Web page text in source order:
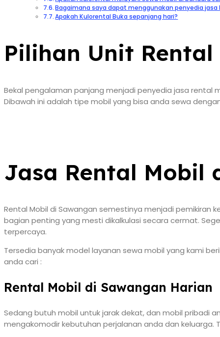
Bagaimana saya dapat menggunakan penyedia
Apakah Kulorental Buka sepanjang hari?
Pilihan Unit
Bekal pengalaman panjang menjadi penyedia jasa rental
Dibawah ini adalah tipe mobil yang bisa anda sewa
Jasa Rental Mobil
Rental Mobil di Sawangan semestinya menjadi pemikiran
bagian penting yang mesti dikalkulasi secara cermat.
terpercaya.
Tersedia banyak model layanan sewa mobil yang kami
anda cari :
Rental Mobil di Sawangan Harian
Sedang butuh mobil untuk jarak dekat, dan mobil pribadi
mengakomodir kebutuhan perjalanan anda dan keluarga.